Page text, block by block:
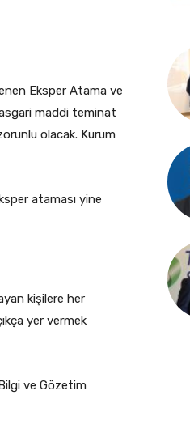
Eksper Atama ve
asgari maddi teminat
olacak. Kurum
ataması yine
kişilere her
yer vermek
ve Gözetim